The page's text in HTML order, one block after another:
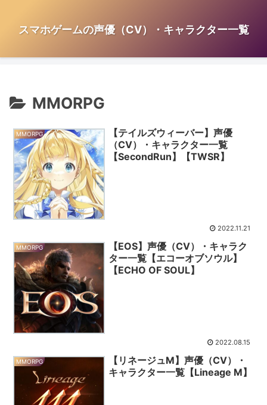
スマホゲームの声優（CV）・キャラクター一覧
MMORPG
MMORPG
【テイルズウィーバー】声優
（CV）・キャラクター一覧
【SecondRun】【TWSR】
2022.11.21
MMORPG
【EOS】声優（CV）・キャラク
ター一覧【エコーオブソウル】
【ECHO OF SOUL】
2022.08.15
MMORPG
【リネージュM】声優（CV）・
キャラクター一覧【Lineage M】